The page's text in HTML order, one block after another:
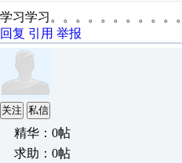
学习学习。。。。。。。。。。
回复 引用 举报
关注 私信
精华：0帖
求助：0帖